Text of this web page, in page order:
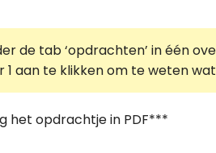
de tab ‘opdrachten’ in één
1 aan te klikken om te weten
het opdrachtje in PDF***